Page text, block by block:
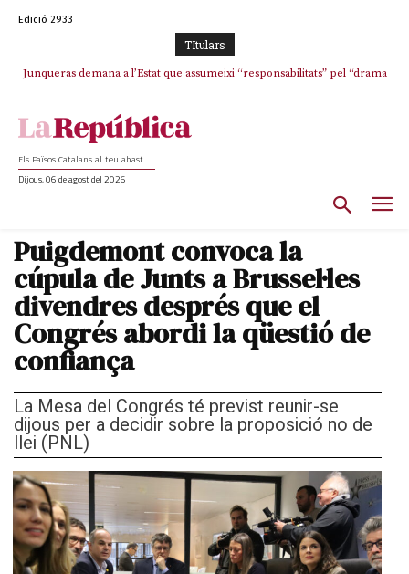
Edició 2933
TItulars
Junqueras demana a l’Estat que assumeixi “responsabilitats” pel “drama
Crisi total a ERC Girona
Els Països Catalans al teu abast
Dijous, 06 de agost del 2026
Puigdemont convoca la
cúpula de Junts a Brussel·les
divendres després que el
Congrés abordi la qüestió de
confiança
La Mesa del Congrés té previst reunir-se
dijous per a decidir sobre la proposició no de
llei (PNL)